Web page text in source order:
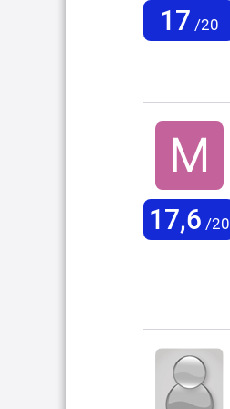
17 /20
17,6 /20